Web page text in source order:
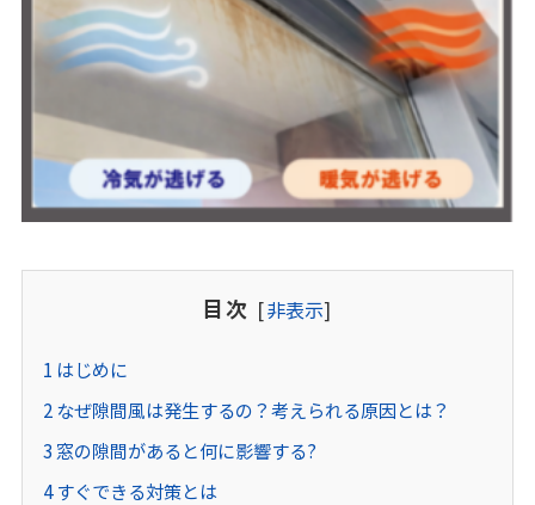
目次 [非表示]
1 はじめに
2なぜ隙間風は発生するの？考えられる原因とは？
3 窓の隙間があると何に影響する?
4すぐできる対策とは